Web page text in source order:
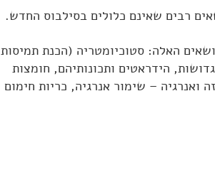
רבים שאינם כלולים בסילבוס החדש.
האלה: סטוכיומטריה (הכנת תמיסות
הידראטים ותכונותיהם, חומצות
ואנרגיה – שימור אנרגיה, כריות חימום